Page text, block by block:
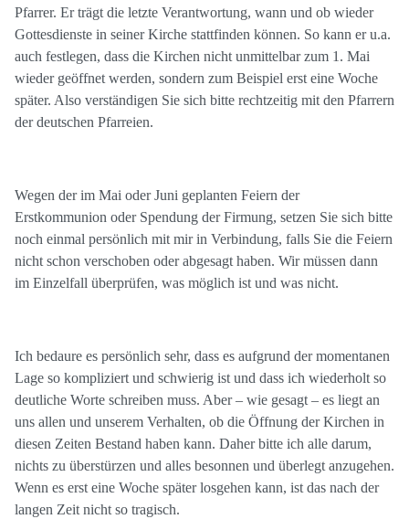
Pfarrer. Er trägt die letzte Verantwortung, wann und ob wieder
Gottesdienste in seiner Kirche stattfinden können. So kann er u.a.
auch festlegen, dass die Kirchen nicht unmittelbar zum 1. Mai
wieder geöffnet werden, sondern zum Beispiel erst eine Woche
später. Also verständigen Sie sich bitte rechtzeitig mit den Pfarrern
der deutschen Pfarreien.
Wegen der im Mai oder Juni geplanten Feiern der
Erstkommunion oder Spendung der Firmung, setzen Sie sich bitte
noch einmal persönlich mit mir in Verbindung, falls Sie die Feiern
nicht schon verschoben oder abgesagt haben. Wir müssen dann
im Einzelfall überprüfen, was möglich ist und was nicht.
Ich bedaure es persönlich sehr, dass es aufgrund der momentanen
Lage so kompliziert und schwierig ist und dass ich wiederholt so
deutliche Worte schreiben muss. Aber – wie gesagt – es liegt an
uns allen und unserem Verhalten, ob die Öffnung der Kirchen in
diesen Zeiten Bestand haben kann. Daher bitte ich alle darum,
nichts zu überstürzen und alles besonnen und überlegt anzugehen.
Wenn es erst eine Woche später losgehen kann, ist das nach der
langen Zeit nicht so tragisch.